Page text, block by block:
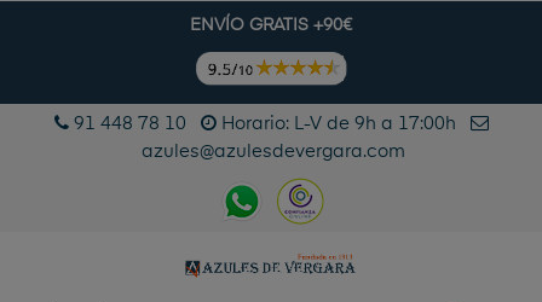
ENVÍO GRATIS +90€
91 448 78 10
Horario: L-V de 9h a 17:00h
azules@azulesdevergara.com